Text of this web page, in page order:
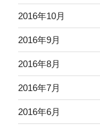
2016年10月
2016年9月
2016年8月
2016年7月
2016年6月